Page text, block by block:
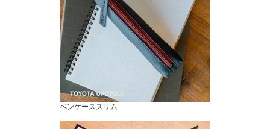
ペンケーススリム